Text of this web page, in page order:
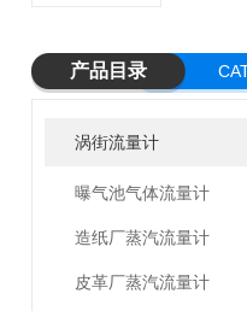
产品目录
涡街流量计
曝气池气体流量计
造纸厂蒸汽流量计
皮革厂蒸汽流量计